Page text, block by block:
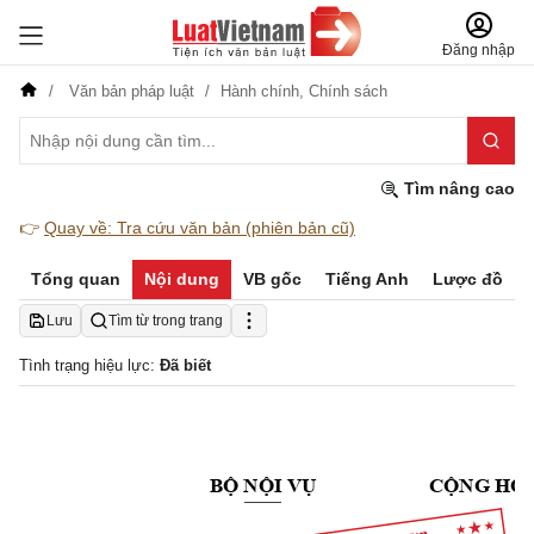
Đăng nhập
Văn bản pháp luật Hành chính, Chính sách
Tìm nâng cao
👉 Quay về: Tra cứu văn bản (phiên bản cũ)
Tổng quan Nội dung VB gốc Tiếng Anh Lược đồ
Lưu Tìm từ trong trang
Tình trạng hiệu lực: Đã biết
BỘ NỘI VỤ
CỘNG